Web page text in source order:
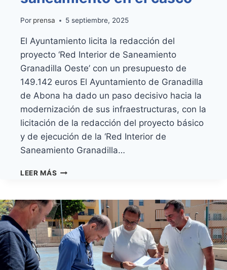
Por prensa 5 septiembre, 2025
El Ayuntamiento licita la redacción del
proyecto ‘Red Interior de Saneamiento
Granadilla Oeste’ con un presupuesto de
149.142 euros El Ayuntamiento de Granadilla
de Abona ha dado un paso decisivo hacia la
modernización de sus infraestructuras, con la
licitación de la redacción del proyecto básico
y de ejecución de la ‘Red Interior de
Saneamiento Granadilla…
LEER MÁS GRANADILLA
DA
LUZ
VERDE
A
LA
MEJORA
DEL